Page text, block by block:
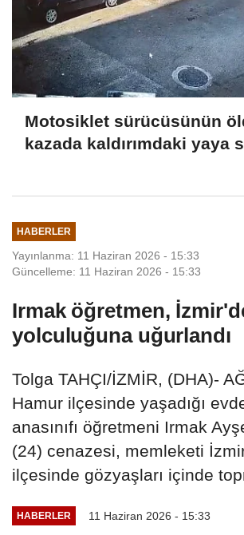
Motosiklet sürücüsünün
kazada kaldırımdaki yaya
HABERLER
Yayınlanma: 11 Haziran 2026 - 15:33
Güncelleme: 11 Haziran 2026 - 15:33
Irmak öğretmen,
yolculuğuna uğurlandı
Tolga TAHÇI/İZMİR, (DHA)-
Hamur ilçesinde yaşadığı
anasınıfı öğretmeni Irmak
(24) cenazesi, memleketi
ilçesinde gözyaşları içinde
HABERLER 11 Haziran 2026 - 15:33